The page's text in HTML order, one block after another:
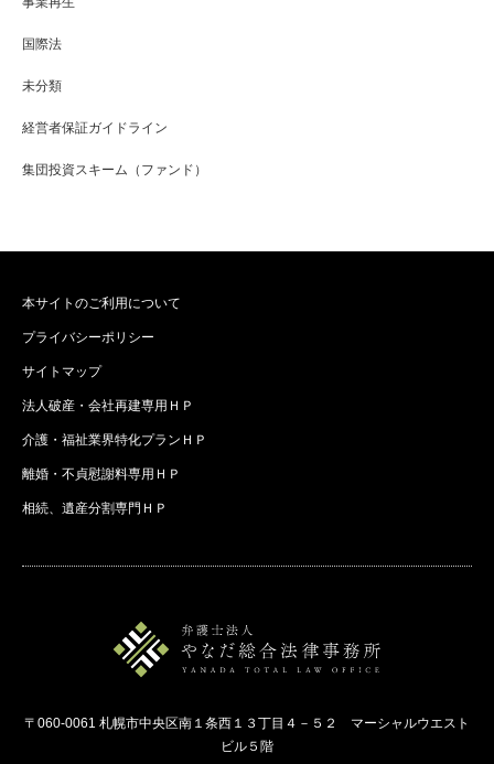
国際法
未分類
経営者保証ガイドライン
集団投資スキーム（ファンド）
本サイトのご利用について
プライバシーポリシー
サイトマップ
法人破産・会社再建専用ＨＰ
介護・福祉業界特化プランＨＰ
離婚・不貞慰謝料専用ＨＰ
相続、遺産分割専門ＨＰ
〒060-0061 札幌市中央区南１条西１３丁目４－５２ マーシャルウエスト
ビル５階